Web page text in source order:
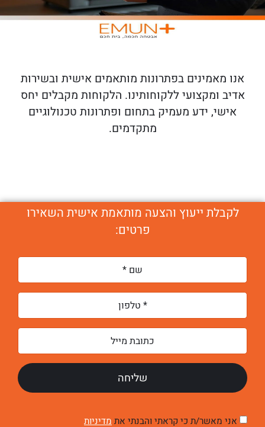
אנו מאמינים בפתרונות מותאמים אישית ובשירות
אדיב ומקצועי ללקוחותינו. הלקוחות מקבלים יחס
אישי, ידע מעמיק בתחום ופתרונות טכנולוגיים
מתקדמים.
לקבלת ייעוץ והצעה מותאמת אישית השאירו
פרטים:
אני מאשר/ת כי קראתי והבנתי את מדיניות